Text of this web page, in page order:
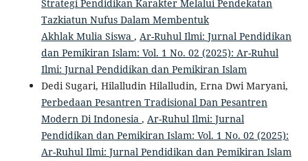
Strategi Pendidikan Karakter Melalui Pendekatan
Tazkiatun Nufus Dalam Membentuk
Akhlak Mulia Siswa , Ar-Ruhul Ilmi: Jurnal Pendidikan
dan Pemikiran Islam: Vol. 1 No. 02 (2025): Ar-Ruhul
Ilmi: Jurnal Pendidikan dan Pemikiran Islam
Dedi Sugari, Hilalludin Hilalludin, Erna Dwi Maryani,
Perbedaan Pesantren Tradisional Dan Pesantren
Modern Di Indonesia , Ar-Ruhul Ilmi: Jurnal
Pendidikan dan Pemikiran Islam: Vol. 1 No. 02 (2025):
Ar-Ruhul Ilmi: Jurnal Pendidikan dan Pemikiran Islam